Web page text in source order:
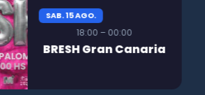
SAB. 15 AGO.
18:00 – 00:00
BRESH Gran Canaria